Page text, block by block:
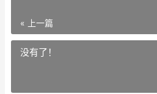
« 上一篇
没有了！